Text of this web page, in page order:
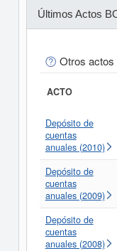
Últimos Actos
Otros actos
ACTO
Depósito de
cuentas
anuales (2010)
Depósito de
cuentas
anuales (2009)
Depósito de
cuentas
anuales (2008)